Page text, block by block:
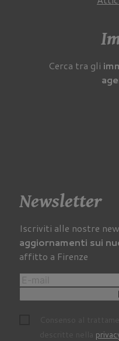
Cerca tra gli
Newsletter
Iscriviti alle nostre
aggiornamenti sui
affitto a Firenze